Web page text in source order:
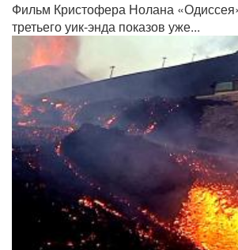
Фильм Кристофера Нолана
третьего уик-энда показов уже...